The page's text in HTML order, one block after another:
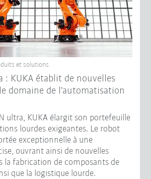
et solutions
: KUKA établit de nouvelles
domaine de l'automatisation
ultra, KUKA élargit son portefeuille
lourdes exigeantes. Le robot
exceptionnelle à une
ouvrant ainsi de nouvelles
la fabrication de composants de
que la logistique lourde.